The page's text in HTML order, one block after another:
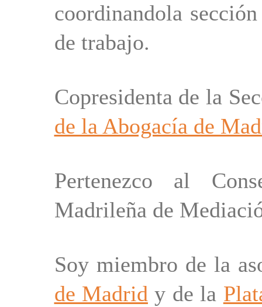
coordinandola
de trabajo.
Copresidenta de la
de la Abogacía de
Pertenezco al
Madrileña de
Soy miembro de la
de Madrid y de la